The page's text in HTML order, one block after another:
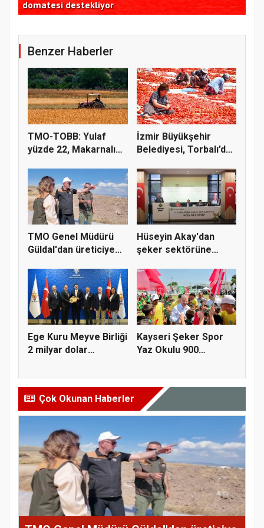
domatesi destekliyor
Benzer Haberler
TMO-TOBB: Yulaf
yüzde 22, Makarnalık
İzmir Büyükşehir
Belediyesi, Torbalı’da
TMO Genel Müdürü
Güldal'dan üreticiye
Hüseyin Akay'dan
şeker sektörüne
Ege Kuru Meyve Birliği
2 milyar dolar
Kayseri Şeker Spor
Yaz Okulu 900
Çok Okunan Haberler